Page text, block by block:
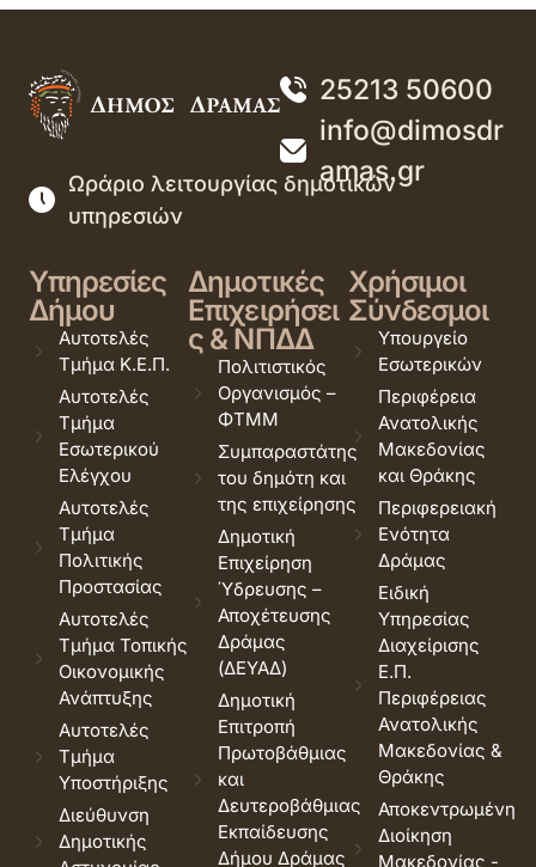
25213 50600
info@dimosdr
amas.gr
Ωράριο λειτουργίας δημοτικών
υπηρεσιών
Υπηρεσίες
Δήμου
Αυτοτελές
Τμήμα Κ.Ε.Π.
Αυτοτελές
Τμήμα
Εσωτερικού
Ελέγχου
Αυτοτελές
Τμήμα
Πολιτικής
Προστασίας
Αυτοτελές
Τμήμα Τοπικής
Οικονομικής
Ανάπτυξης
Αυτοτελές
Τμήμα
Υποστήριξης
Διεύθυνση
Δημοτικής
Δημοτικές
Επιχειρήσει
ς & ΝΠΔΔ
Πολιτιστικός
Οργανισμός –
ΦΤΜΜ
Συμπαραστάτης
του δημότη και
της επιχείρησης
Δημοτική
Επιχείρηση
Ύδρευσης –
Αποχέτευσης
Δράμας
(ΔΕΥΑΔ)
Δημοτική
Επιτροπή
Πρωτοβάθμιας
και
Δευτεροβάθμιας
Εκπαίδευσης
Δήμου Δράμας
Χρήσιμοι
Σύνδεσμοι
Υπουργείο
Εσωτερικών
Περιφέρεια
Ανατολικής
Μακεδονίας
και Θράκης
Περιφερειακή
Ενότητα
Δράμας
Ειδική
Υπηρεσίας
Διαχείρισης
Ε.Π.
Περιφέρειας
Ανατολικής
Μακεδονίας &
Θράκης
Αποκεντρωμένη
Διοίκηση
Μακεδονίας -